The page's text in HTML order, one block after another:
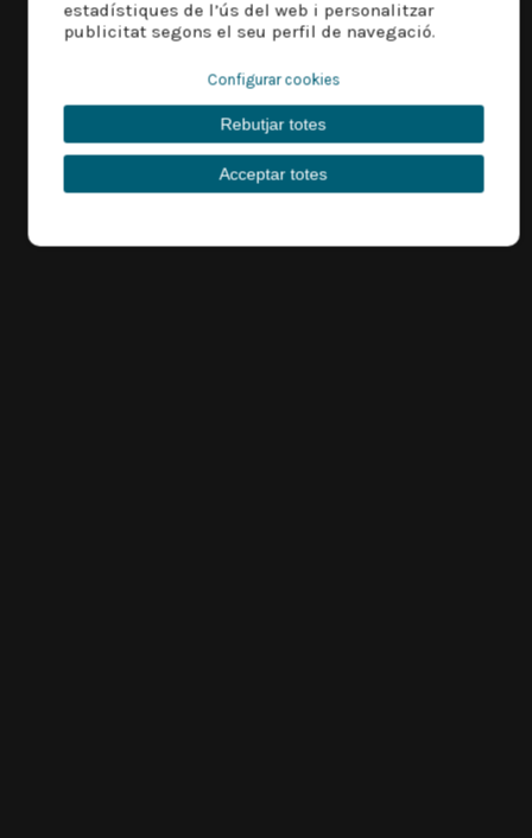
estadístiques de l’ús del web i personalitzar
publicitat segons el seu perfil de navegació.
Configurar cookies
Rebutjar totes
Acceptar totes